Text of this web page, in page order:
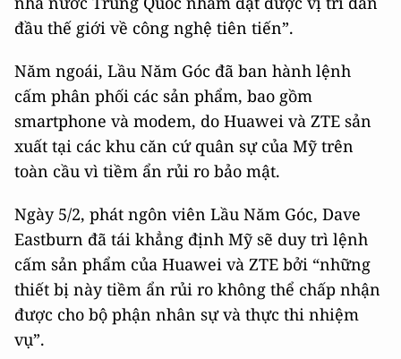
đầu thế giới về công nghệ tiên tiến”.
Năm ngoái, Lầu Năm Góc đã ban hành lệnh
cấm phân phối các sản phẩm, bao gồm
smartphone và modem, do Huawei và ZTE sản
xuất tại các khu căn cứ quân sự của Mỹ trên
toàn cầu vì tiềm ẩn rủi ro bảo mật.
Ngày 5/2, phát ngôn viên Lầu Năm Góc, Dave
Eastburn đã tái khẳng định Mỹ sẽ duy trì lệnh
cấm sản phẩm của Huawei và ZTE bởi “những
thiết bị này tiềm ẩn rủi ro không thể chấp nhận
được cho bộ phận nhân sự và thực thi nhiệm
vụ”.